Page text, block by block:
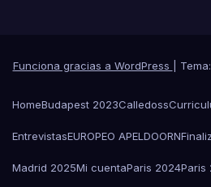
Funciona gracias a WordPress
HomeBudapest 2023Calledoss
EntrevistasEUROPEO APELDOORN
Madrid 2025Mi cuentaParis 2024Paris